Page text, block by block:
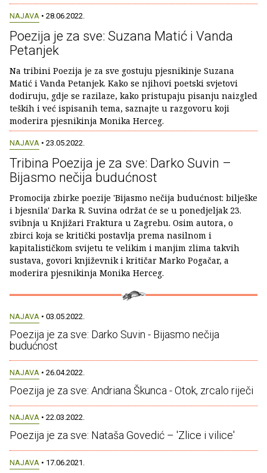
NAJAVA • 28.06.2022.
Poezija je za sve: Suzana Matić i Vanda
Petanjek
Na tribini Poezija je za sve gostuju pjesnikinje Suzana
Matić i Vanda Petanjek. Kako se njihovi poetski svjetovi
dodiruju, gdje se razilaze, kako pristupaju pisanju naizgled
teških i već ispisanih tema, saznajte u razgovoru koji
moderira pjesnikinja Monika Herceg.
NAJAVA • 23.05.2022.
Tribina Poezija je za sve: Darko Suvin –
Bijasmo nečija budućnost
Promocija zbirke poezije 'Bijasmo nečija budućnost: bilješke
i bjesnila' Darka R. Suvina održat će se u ponedjeljak 23.
svibnja u Knjižari Fraktura u Zagrebu. Osim autora, o
zbirci koja se kritički postavlja prema nasilnom i
kapitalističkom svijetu te velikim i manjim zlima takvih
sustava, govori književnik i kritičar Marko Pogačar, a
moderira pjesnikinja Monika Herceg.
NAJAVA • 03.05.2022.
Poezija je za sve: Darko Suvin - Bijasmo nečija
budućnost
NAJAVA • 26.04.2022.
Poezija je za sve: Andriana Škunca - Otok, zrcalo riječi
NAJAVA • 22.03.2022.
Poezija je za sve: Nataša Govedić – 'Zlice i vilice'
NAJAVA • 17.06.2021.